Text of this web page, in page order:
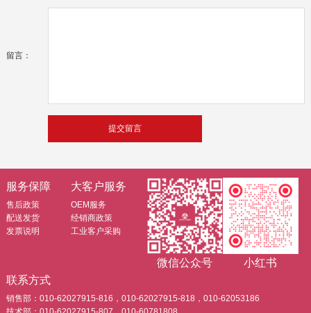
留言：
服务保障
售后政策
配送发货
发票说明
大客户服务
OEM服务
经销商政策
工业客户采购
微信公众号
小红书
联系方式
销售部：010-62027915-816，010-62027915-818，010-62053186